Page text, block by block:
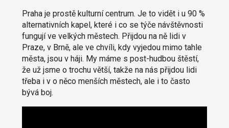
Praha je prostě kulturní centrum. Je to vidět i u 90 %
alternativních kapel, které i co se týče návštěvnosti
fungují ve velkých městech. Přijdou na ně lidi v
Praze, v Brně, ale ve chvíli, kdy vyjedou mimo tahle
města, jsou v háji. My máme s post-hudbou štěstí,
že už jsme o trochu větší, takže na nás přijdou lidi
třeba i v o něco menších městech, ale i to často
bývá boj.